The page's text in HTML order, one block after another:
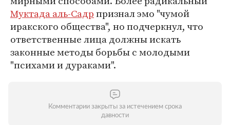
Муктада аль-Садрпризнал эмо "чумой
иракского общества", но подчеркнул, что
ответственные лица должны искать
законные методы борьбы с молодыми
"психами и дураками".
Комментарии закрыты за истечением срока
давности